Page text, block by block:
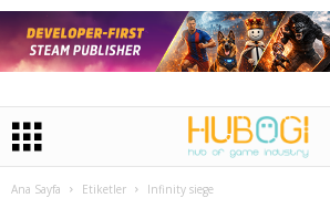
Ana Sayfa Etiketler Infinity siege